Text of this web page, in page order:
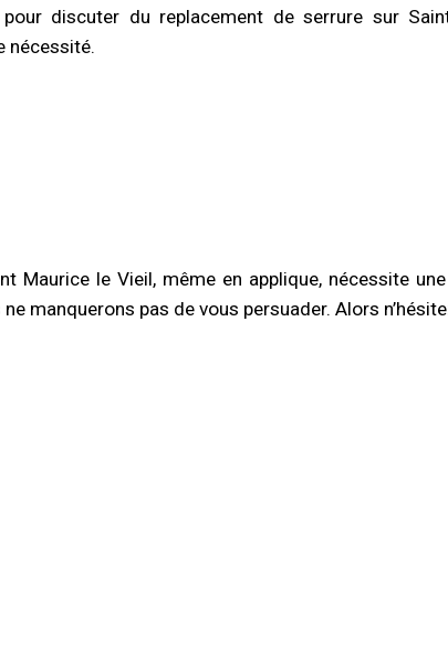
discuter du replacement de serrure sur
nécessité.
Maurice le Vieil, même en applique, nécessite
manquerons pas de vous persuader. Alors